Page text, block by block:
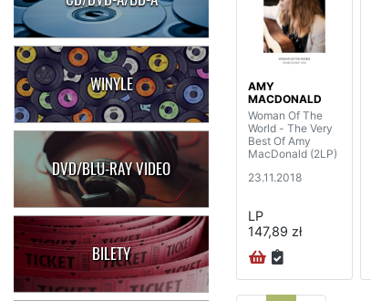
WINYLE
DVD/BLU-RAY VIDEO
BILETY
AMY
MACDONALD
Woman Of The
World - The Very
Best Of Amy
MacDonald (2LP)
23.11.2018
LP
147,89 zł